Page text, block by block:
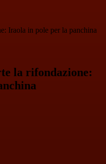
Iraola in pole per la panchina
la rifondazione: